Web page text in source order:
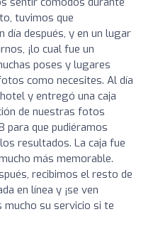
tuvimos que
después, y en un lugar
¡lo cual fue un
poses y lugares
como necesites. Al día
y entregó una caja
de nuestras fotos
para que pudiéramos
resultados. La caja fue
más memorable.
recibimos el resto de
en línea y ¡se ven
mucho su servicio si te